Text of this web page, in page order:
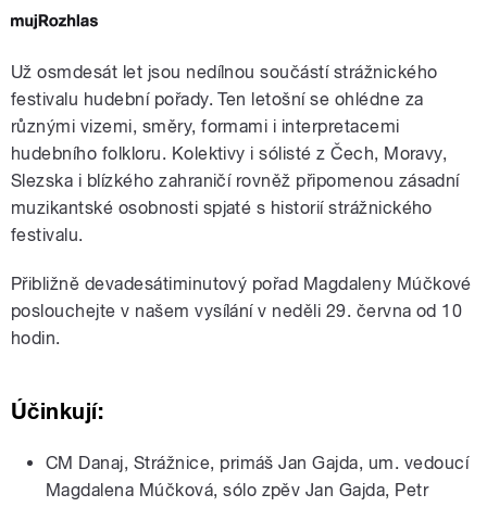
Už osmdesát let jsou nedílnou součástí strážnického
festivalu hudební pořady. Ten letošní se ohlédne za
různými vizemi, směry, formami i interpretacemi
hudebního folkloru. Kolektivy i sólisté z Čech, Moravy,
Slezska i blízkého zahraničí rovněž připomenou zásadní
muzikantské osobnosti spjaté s historií strážnického
festivalu.
Přibližně devadesátiminutový pořad Magdaleny Múčkové
poslouchejte v našem vysílání v neděli 29. června od 10
hodin.
Účinkují:
CM Danaj, Strážnice, primáš Jan Gajda, um. vedoucí
Magdalena Múčková, sólo zpěv Jan Gajda, Petr